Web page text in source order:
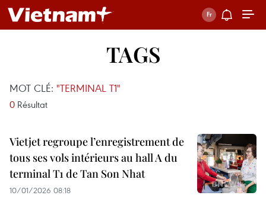
TAGS
MOT CLÉ: "TERMINAL T1"
0 Résultat
Vietjet regroupe l’enregistrement de
tous ses vols intérieurs au hall A du
terminal T1 de Tan Son Nhat
10/01/2026 08:18